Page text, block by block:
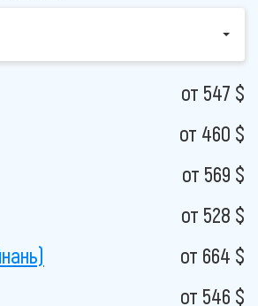
от 547 $
от 460 $
от 569 $
от 528 $
от 664 $
от 546 $